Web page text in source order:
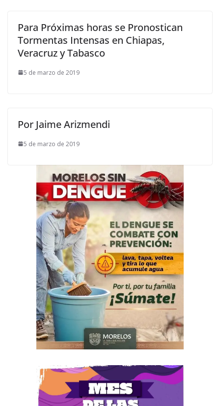
Para Próximas horas se Pronostican
Tormentas Intensas en Chiapas,
Veracruz y Tabasco
5 de marzo de 2019
Por Jaime Arizmendi
5 de marzo de 2019